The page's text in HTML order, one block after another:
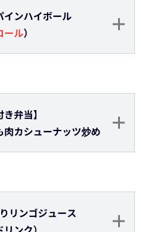
温野菜入り～